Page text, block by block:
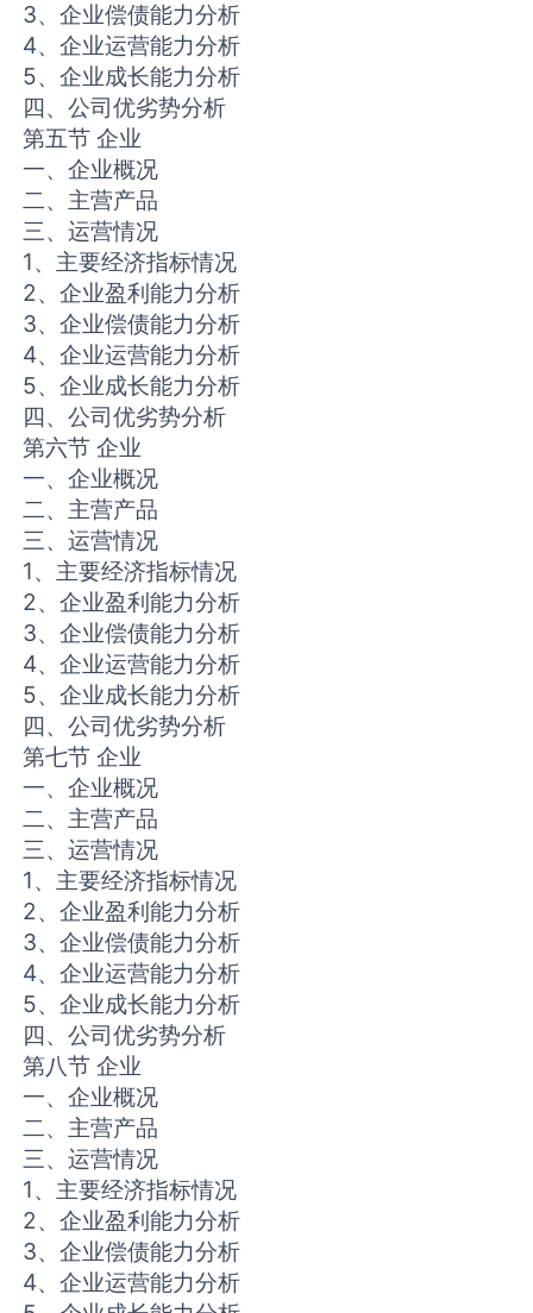
3、企业偿债能力分析
4、企业运营能力分析
5、企业成长能力分析
四、公司优劣势分析
第五节 企业
一、企业概况
二、主营产品
三、运营情况
1、主要经济指标情况
2、企业盈利能力分析
3、企业偿债能力分析
4、企业运营能力分析
5、企业成长能力分析
四、公司优劣势分析
第六节 企业
一、企业概况
二、主营产品
三、运营情况
1、主要经济指标情况
2、企业盈利能力分析
3、企业偿债能力分析
4、企业运营能力分析
5、企业成长能力分析
四、公司优劣势分析
第七节 企业
一、企业概况
二、主营产品
三、运营情况
1、主要经济指标情况
2、企业盈利能力分析
3、企业偿债能力分析
4、企业运营能力分析
5、企业成长能力分析
四、公司优劣势分析
第八节 企业
一、企业概况
二、主营产品
三、运营情况
1、主要经济指标情况
2、企业盈利能力分析
3、企业偿债能力分析
4、企业运营能力分析